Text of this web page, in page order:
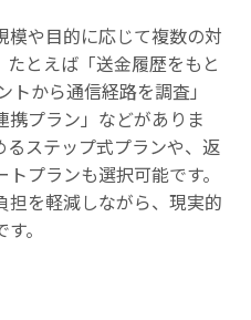
模や目的に応じて複数の対
とえば「送金履歴をもと
から通信経路を調査」
携プラン」などがありま
ステップ式プランや、返
プランも選択可能です。
担を軽減しながら、現実的
。